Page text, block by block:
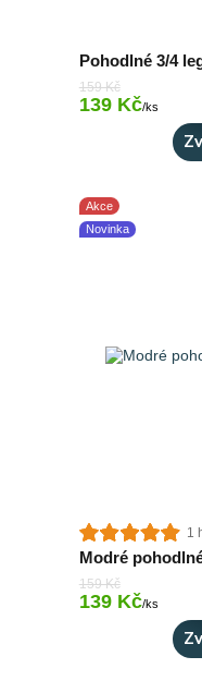
Pohodlné 3/4
159 Kč
139 Kč/ks
Akce
Novinka
1
Modré
159 Kč
139 Kč/ks